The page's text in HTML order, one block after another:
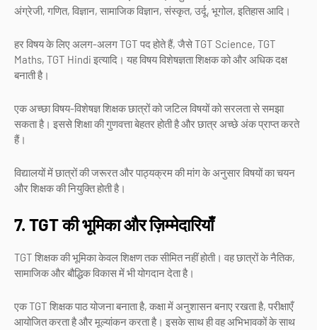
अंग्रेजी, गणित, विज्ञान, सामाजिक विज्ञान, संस्कृत, उर्दू, भूगोल, इतिहास आदि।
हर विषय के लिए अलग-अलग TGT पद होते हैं, जैसे TGT Science, TGT
Maths, TGT Hindi इत्यादि। यह विषय विशेषज्ञता शिक्षक को और अधिक दक्ष
बनाती है।
एक अच्छा विषय-विशेषज्ञ शिक्षक छात्रों को जटिल विषयों को सरलता से समझा
सकता है। इससे शिक्षा की गुणवत्ता बेहतर होती है और छात्र अच्छे अंक प्राप्त करते
हैं।
विद्यालयों में छात्रों की जरूरत और पाठ्यक्रम की मांग के अनुसार विषयों का चयन
और शिक्षक की नियुक्ति होती है।
7. TGT की भूमिका और ज़िम्मेदारियाँ
TGT शिक्षक की भूमिका केवल शिक्षण तक सीमित नहीं होती। वह छात्रों के नैतिक,
सामाजिक और बौद्धिक विकास में भी योगदान देता है।
एक TGT शिक्षक पाठ योजना बनाता है, कक्षा में अनुशासन बनाए रखता है, परीक्षाएँ
आयोजित करता है और मूल्यांकन करता है। इसके साथ ही वह अभिभावकों के साथ